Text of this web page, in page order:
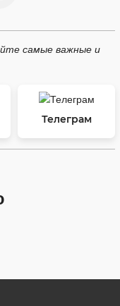
самые важные и
Телеграм